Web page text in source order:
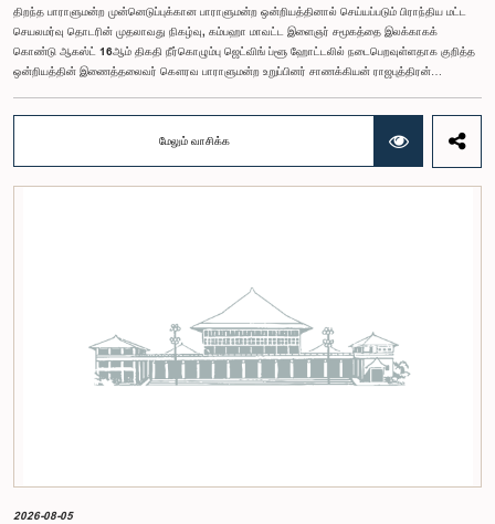
திறந்த பாராளுமன்ற முன்னெடுப்புக்கான பாராளுமன்ற ஒன்றியத்தினால் செய்யப்படும் பிராந்திய மட்ட
செயலமர்வு தொடரின் முதலாவது நிகழ்வு, கம்பஹா மாவட்ட இளைஞர் சமூகத்தை இலக்காகக்
கொண்டு ஆகஸ்ட் 16ஆம் திகதி நீர்கொழும்பு ஜெட்விங் ப்ளூ ஹோட்டலில் நடைபெறவுள்ளதாக குறித்த
ஒன்றியத்தின் இணைத்தலைவர் கௌரவ பாராளுமன்ற உறுப்பினர் சாணக்கியன் ராஜபுத்திரன்
பங்கேற்புடன் திறந்த பாராளுமன்றக் கருத்திட்டத்தை மேலும் முன்னெடுத்துச் செல்லும் நோக்கில் இந்த
செயலமர்வு தொடர் ஏற்பாடு செய்யப்படுகின்றது. இதில் ஒன்றியத்தின் உறுப்பினர்கள் மற்றும் கம்பஹா
மாவட்டத்தை பிரதிநிதித்துவப்படுத்தும் பாராளுமன்ற உறுப்பினர்களும் பங்கேற்கவிருக்கின்றனர்.இந்த
இச்செயலமர்வு தொடருக்கான அபிவிருத்தி பங்காளராக அனுசரணை வழங்கும் CII (Coalition for
Inclusive Impact) நிறுவனத்தின் பிரதிநிதிகளும் கலந்துகொண்டனர்.இந்த செயலமர்வில் பங்கேற்க
விரும்பும் கம்பஹா மாவட்டத்தைச் சேர்ந்த 18 – 35 வயதுக்குட்பட்ட இளைஞர், யுவதிகள் இங்கே
தரப்பட்டுள்ள https://forms.gle/aVp5UzhLbtPSmVap8 இணைப்பின் ஊடாக உரிய விண்ணப்பப்
படிவத்தை பூர்த்தி செய்து பதிவு செய்யுமாறு கேட்டுக்கொள்ளப்படுகின்றனர்.
மேலும் வாசிக்க
2026-08-05